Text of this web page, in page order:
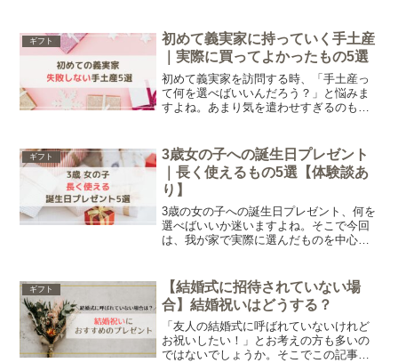
ゃをもとに、1歳の女の子におすすめのク
リスマスプレゼントをご紹介します。
ギフト
初めて義実家に持っていく手土産
｜実際に買ってよかったもの5選
初めて義実家を訪問する時、「手土産っ
て何を選べばいいんだろう？」と悩みま
すよね。あまり気を遣わせすぎるのも避
て義実家に持っていく手土産としておす
すめのものを5つご紹介します。
ギフト
3歳女の子への誕生日プレゼント
｜長く使えるもの5選【体験談あ
り】
3歳の女の子への誕生日プレゼント、何を
選べばいいか迷いますよね。そこで今回
は、我が家で実際に選んだものを中心
ギフト
【結婚式に招待されていない場
合】結婚祝いはどうする？
「友人の結婚式に呼ばれていないけれど
お祝いしたい！」とお考えの方も多いの
ではないでしょうか。そこでこの記事で